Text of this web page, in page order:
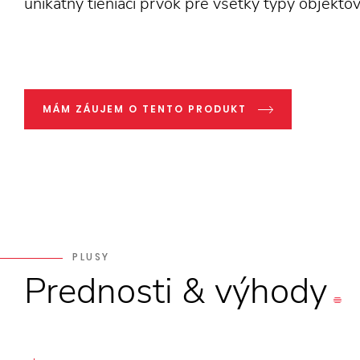
MÁM ZÁUJEM O TENTO PRODUKT
PLUSY
Prednosti & výhody